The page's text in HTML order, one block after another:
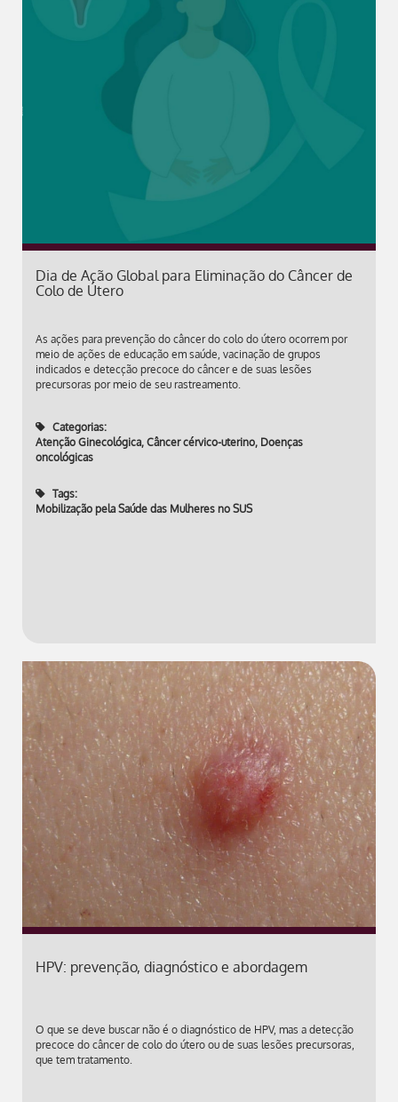
Dia de Ação Global para Eliminação do Câncer de
Colo de Útero
As ações para prevenção do câncer do colo do útero ocorrem por
meio de ações de educação em saúde, vacinação de grupos
indicados e detecção precoce do câncer e de suas lesões
precursoras por meio de seu rastreamento.
Categorias:
Atenção Ginecológica, Câncer cérvico-uterino, Doenças
oncológicas
Tags:
Mobilização pela Saúde das Mulheres no SUS
HPV: prevenção, diagnóstico e abordagem
O que se deve buscar não é o diagnóstico de HPV, mas a detecção
precoce do câncer de colo do útero ou de suas lesões precursoras,
que tem tratamento.